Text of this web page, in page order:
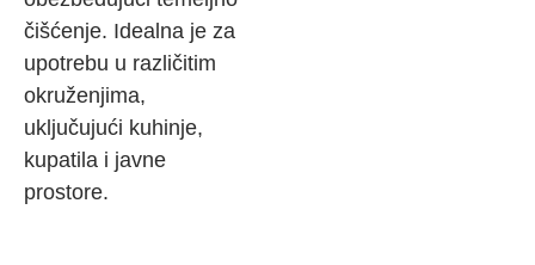
čišćenje. Idealna je za
upotrebu u različitim
okruženjima,
uključujući kuhinje,
kupatila i javne
prostore.